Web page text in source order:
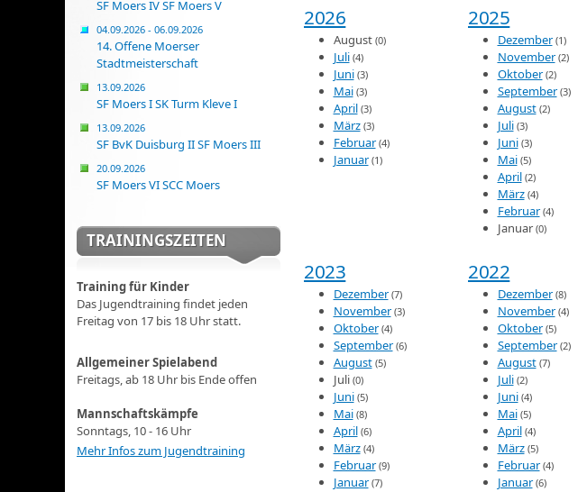
2026
August (0)
Juli (4)
Juni (3)
Mai (3)
April (3)
März (3)
Februar (4)
Januar (1)
2025
Dezember (1)
November (2)
Oktober (2)
September (3)
August (2)
Juli (3)
Juni (3)
Mai (5)
April (2)
März (4)
Februar (4)
Januar (0)
2023
Dezember (7)
November (3)
Oktober (4)
September (6)
August (5)
Juli (0)
Juni (5)
Mai (8)
April (6)
März (4)
Februar (9)
Januar (7)
2022
Dezember (8)
November (4)
Oktober (5)
September (2)
August (7)
Juli (2)
Juni (4)
Mai (5)
April (4)
März (5)
Februar (4)
Januar (6)
SF Moers IV SF Moers V
04.09.2026 - 06.09.2026
14. Offene Moerser
Stadtmeisterschaft
13.09.2026
SF Moers I SK Turm Kleve I
13.09.2026
SF BvK Duisburg II SF Moers III
20.09.2026
SF Moers VI SCC Moers
TRAININGSZEITEN
Training für Kinder
Das Jugendtraining findet jeden
Freitag von 17 bis 18 Uhr statt.
Allgemeiner Spielabend
Freitags, ab 18 Uhr bis Ende offen
Mannschaftskämpfe
Sonntags, 10 - 16 Uhr
Mehr Infos zum Jugendtraining